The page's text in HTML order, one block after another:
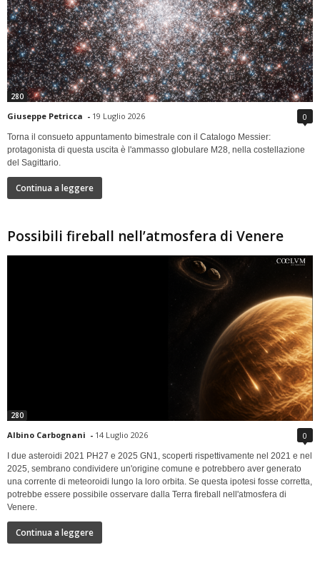
280
Giuseppe Petricca - 19 Luglio 2026 0
Torna il consueto appuntamento bimestrale con il Catalogo Messier:
protagonista di questa uscita è l'ammasso globulare M28, nella costellazione
del Sagittario.
Continua a leggere
Possibili fireball nell’atmosfera di Venere
280
Albino Carbognani - 14 Luglio 2026 0
I due asteroidi 2021 PH27 e 2025 GN1, scoperti rispettivamente nel 2021 e nel
2025, sembrano condividere un'origine comune e potrebbero aver generato
una corrente di meteoroidi lungo la loro orbita. Se questa ipotesi fosse corretta,
potrebbe essere possibile osservare dalla Terra fireball nell'atmosfera di
Venere.
Continua a leggere